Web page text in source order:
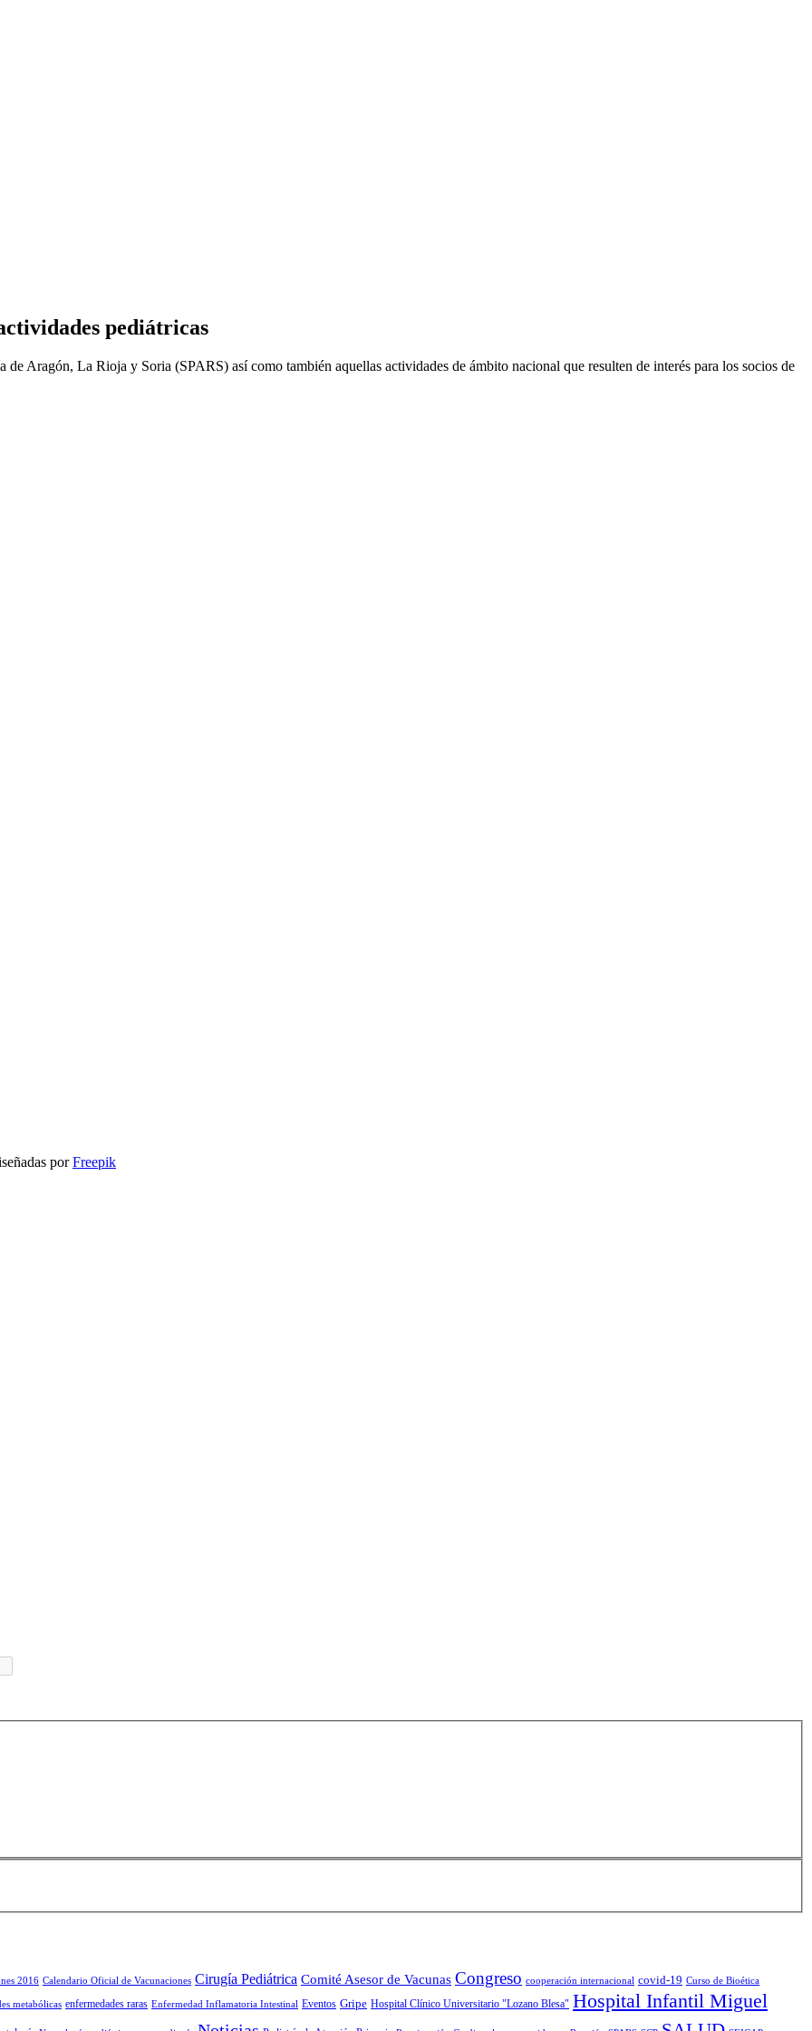
pediátricas
Aragón, La Rioja y Soria (SPARS) así como también aquellas actividades de ámbito nacional que resulten de interés para los socios de
porFreepik
2016 Calendario Oficial de Vacunaciones Cirugía Pediátrica Comité Asesor de Vacunas Congreso cooperación internacional covid-19 Curso de Bioética
metabólicas enfermedades raras Enfermedad Inflamatoria Intestinal Eventos Gripe Hospital Clínico Universitario "Lozano Blesa" Hospital Infantil Miguel